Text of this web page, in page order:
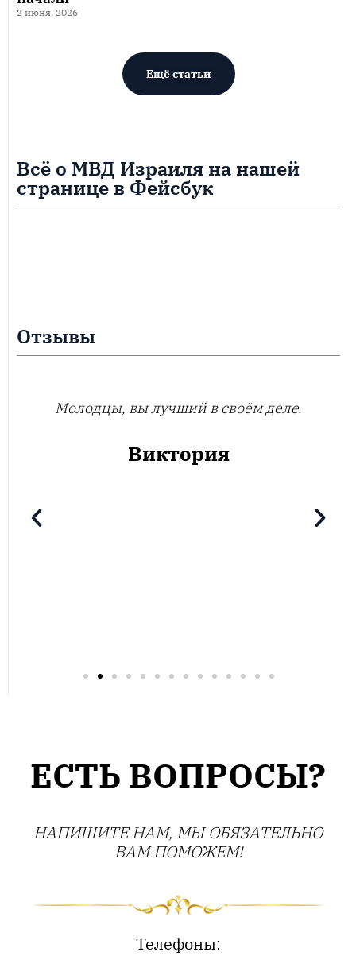
2 июня, 2026
Ещё статьи
Всё о МВД Израиля на нашей
странице в Фейсбук
Отзывы
Молодцы, вы лучший в своём деле.
Виктория
ЕСТЬ ВОПРОСЫ?
НАПИШИТЕ НАМ, МЫ ОБЯЗАТЕЛЬНО
ВАМ ПОМОЖЕМ!
Телефоны: